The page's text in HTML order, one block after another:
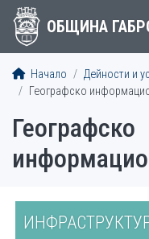
ОБЩИНА
Начало
Дейности и
Географско
Географско